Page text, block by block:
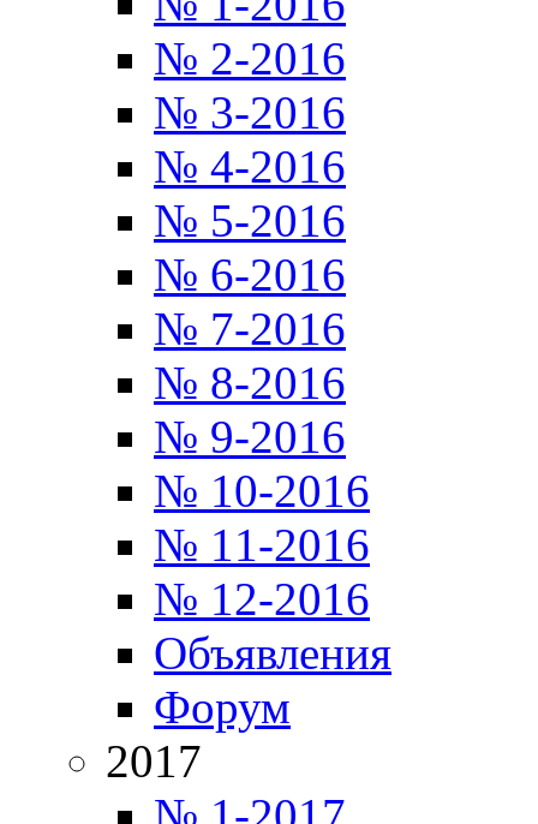
№ 2-2016
№ 3-2016
№ 4-2016
№ 5-2016
№ 6-2016
№ 7-2016
№ 8-2016
№ 9-2016
№ 10-2016
№ 11-2016
№ 12-2016
Объявления
Форум
2017